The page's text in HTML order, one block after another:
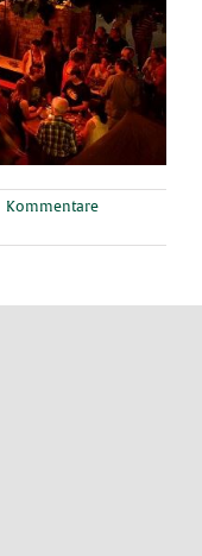
Kommentare